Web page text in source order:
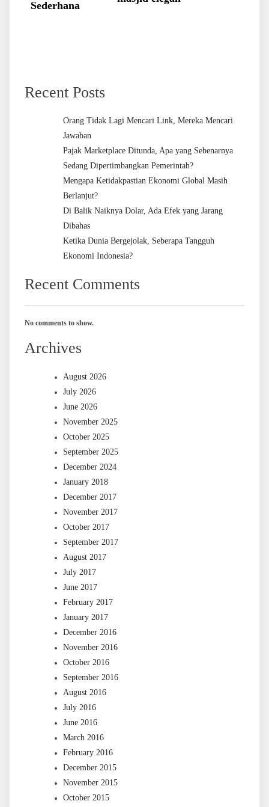
Sederhana
Recent Posts
Orang Tidak Lagi Mencari Link, Mereka Mencari
Jawaban
Pajak Marketplace Ditunda, Apa yang Sebenarnya
Sedang Dipertimbangkan Pemerintah?
Mengapa Ketidakpastian Ekonomi Global Masih
Berlanjut?
Di Balik Naiknya Dolar, Ada Efek yang Jarang
Dibahas
Ketika Dunia Bergejolak, Seberapa Tangguh
Ekonomi Indonesia?
Recent Comments
No comments to show.
Archives
August 2026
July 2026
June 2026
November 2025
October 2025
September 2025
December 2024
January 2018
December 2017
November 2017
October 2017
September 2017
August 2017
July 2017
June 2017
February 2017
January 2017
December 2016
November 2016
October 2016
September 2016
August 2016
July 2016
June 2016
March 2016
February 2016
December 2015
November 2015
October 2015